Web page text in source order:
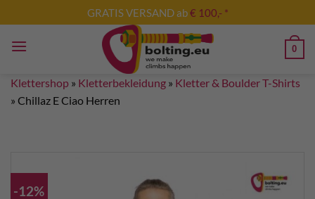
Inhalt
springen
GRATIS VERSAND ab€ 100,- *
0
Klettershop » Kletterbekleidung » Kletter & Boulder T-Shirts
» Chillaz E Ciao Herren
-12%